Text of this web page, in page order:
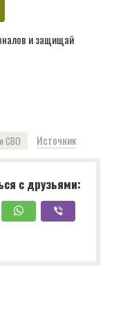
и защищай
СВО Источник
с друзьями: